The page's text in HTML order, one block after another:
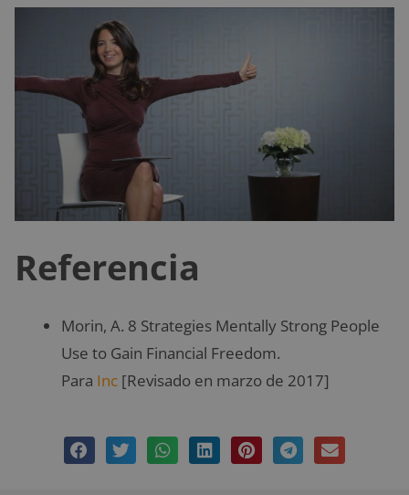
Referencia
Morin, A. 8 Strategies Mentally Strong People
Use to Gain Financial Freedom.
Para Inc [Revisado en marzo de 2017]